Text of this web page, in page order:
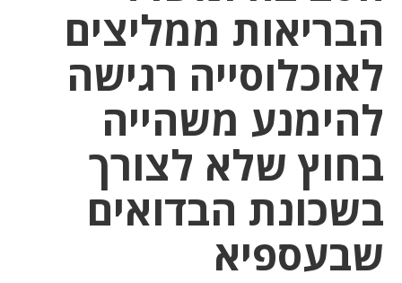
הבריאות ממליצים
לאוכלוסייה רגישה
להימנע משהייה
בחוץ שלא לצורך
בשכונת הבדואים
שבעספיא